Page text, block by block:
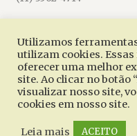
© Artesanato
Built with WooCommerce
Utilizamos
utilizam cookies.
oferecer uma melhor
site. Ao clicar no botão
visualizar nosso site,
cookies em nosso site.
Leia mais ACEITO